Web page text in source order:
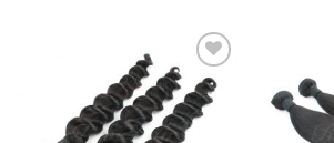
Ajouter
à la liste
de
souhaits